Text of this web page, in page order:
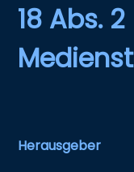
18 Abs. 2
Herausgeber